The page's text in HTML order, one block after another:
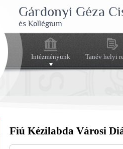
Gárdonyi Géza
és Kollégium
Intézményünk Tanév helyi
Fiú Kézilabda Városi